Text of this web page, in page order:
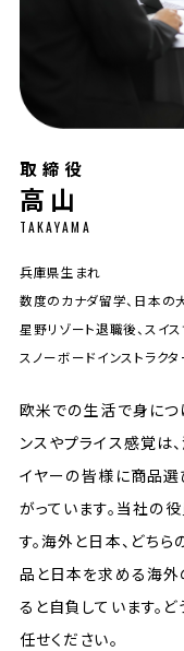
取締役
高山
TAKAYAMA
兵庫県生まれ
数度のカナダ留学、日本の
星野リゾート退職後、スイ
スノーボードインストラクタ
欧米での生活で身につ
ンスやプライス感覚は
イヤーの皆様に商品選
がっています。当社の
す。海外と日本、どち
品と日本を求める海
ると自負しています。
任せください。